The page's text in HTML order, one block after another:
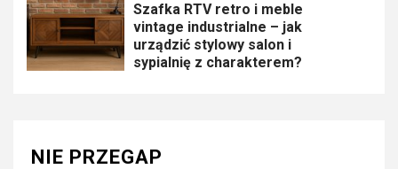
Szafka RTV retro i meble
vintage industrialne – jak
urządzić stylowy salon i
sypialnię z charakterem?
NIE PRZEGAP